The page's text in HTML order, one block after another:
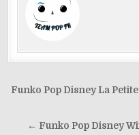
b
o
o
p
e
g
er
Navigation
Funko Pop Disney La
← Funko Pop Disney